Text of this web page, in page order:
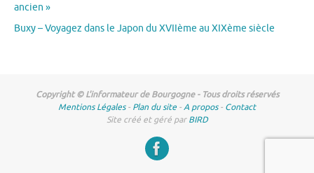
ancien »
Buxy – Voyagez dans le Japon du XVIIème au XIXème siècle
Copyright © L'informateur de Bourgogne - Tous droits réservés
Mentions Légales- Plan du site -A propos- Contact
Site créé et géré parBIRD